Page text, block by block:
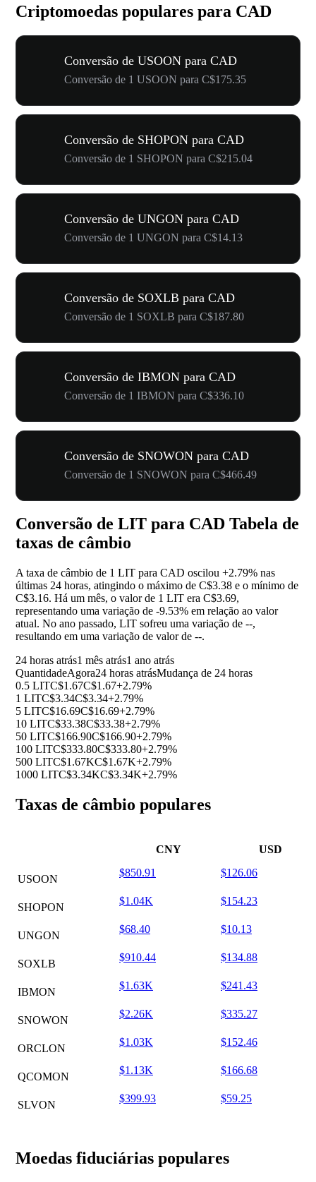
Criptomoedas populares para CAD
Conversão de USOON para CAD
Conversão de 1 USOON para C$175.35
Conversão de SHOPON para CAD
Conversão de 1 SHOPON para C$215.04
Conversão de UNGON para CAD
Conversão de 1 UNGON para C$14.13
Conversão de SOXLB para CAD
Conversão de 1 SOXLB para C$187.80
Conversão de IBMON para CAD
Conversão de 1 IBMON para C$336.10
Conversão de SNOWON para CAD
Conversão de 1 SNOWON para C$466.49
Conversão de LIT para CAD Tabela de
taxas de câmbio
A taxa de câmbio de 1 LIT para CAD oscilou +2.79% nas
últimas 24 horas, atingindo o máximo de C$3.38 e o mínimo de
C$3.16. Há um mês, o valor de 1 LIT era C$3.69,
representando uma variação de -9.53% em relação ao valor
atual. No ano passado, LIT sofreu uma variação de --,
resultando em uma variação de valor de --.
24 horas atrás1 mês atrás1 ano atrás
QuantidadeAgora24 horas atrásMudança de 24 horas
0.5 LITC$1.67C$1.67+2.79%
1 LITC$3.34C$3.34+2.79%
5 LITC$16.69C$16.69+2.79%
10 LITC$33.38C$33.38+2.79%
50 LITC$166.90C$166.90+2.79%
100 LITC$333.80C$333.80+2.79%
500 LITC$1.67KC$1.67K+2.79%
1000 LITC$3.34KC$3.34K+2.79%
Taxas de câmbio populares
CNY USD
USOON
$850.91 $126.06
SHOPON
$1.04K $154.23
UNGON
$68.40 $10.13
SOXLB
$910.44 $134.88
IBMON
$1.63K $241.43
SNOWON
$2.26K $335.27
ORCLON
$1.03K $152.46
QCOMON
$1.13K $166.68
SLVON
$399.93 $59.25
Moedas fiduciárias populares